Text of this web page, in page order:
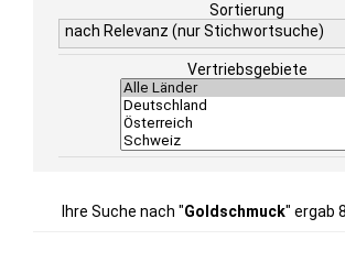
Sortierung
nach Relevanz (nur Stichwortsuche)
Vertriebsgebiete
Ihre Suche nach "Goldschmuck" ergab